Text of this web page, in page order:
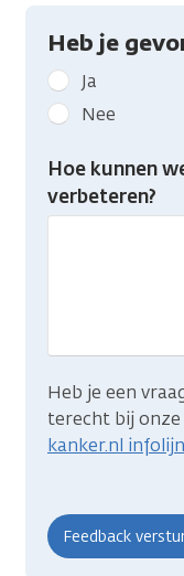
Heb je
Geef
kanker.nl
feedback:
Heb
gevonden
Ja
Nee
Hoe kunnen
verbeteren?
Heb je een
terecht bij onze
kanker.nl infolijn